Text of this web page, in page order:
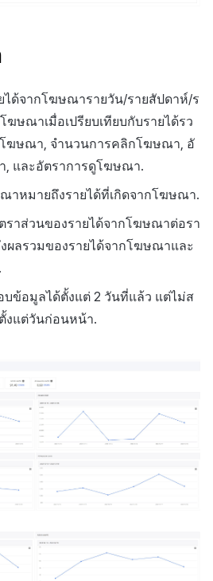
ได้จากโฆษณารายวัน/รายสัปดาห์/ร
ฆษณาเมื่อเปรียบเทียบกับรายได้รว
ฆษณา, จำนวนการคลิกโฆษณา, อั
และอัตราการดูโฆษณา.
าหมายถึงรายได้ที่เกิดจากโฆษณา.
ราส่วนของรายได้จากโฆษณาต่อรา
ผลรวมของรายได้จากโฆษณาและ
ข้อมูลได้ตั้งแต่ 2 วันที่แล้ว แต่ไม่ส
งแต่วันก่อนหน้า.